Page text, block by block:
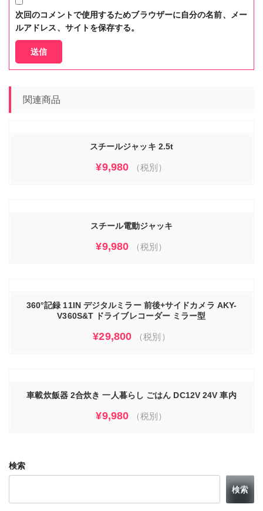
次回のコメントで使用するためブラウザーに自分の名前、メー
ルアドレス、サイトを保存する。
関連商品
スチールジャッキ 2.5t
¥9,980 （税別）
スチール電動ジャッキ
¥9,980 （税別）
360°記録 11IN デジタルミラー 前後+サイドカメラ AKY-
V360S&T ドライブレコーダー ミラー型
¥29,800 （税別）
車載炊飯器 2合炊き 一人暮らし ごはん DC12V 24V 車内
¥9,980 （税別）
検索
検索